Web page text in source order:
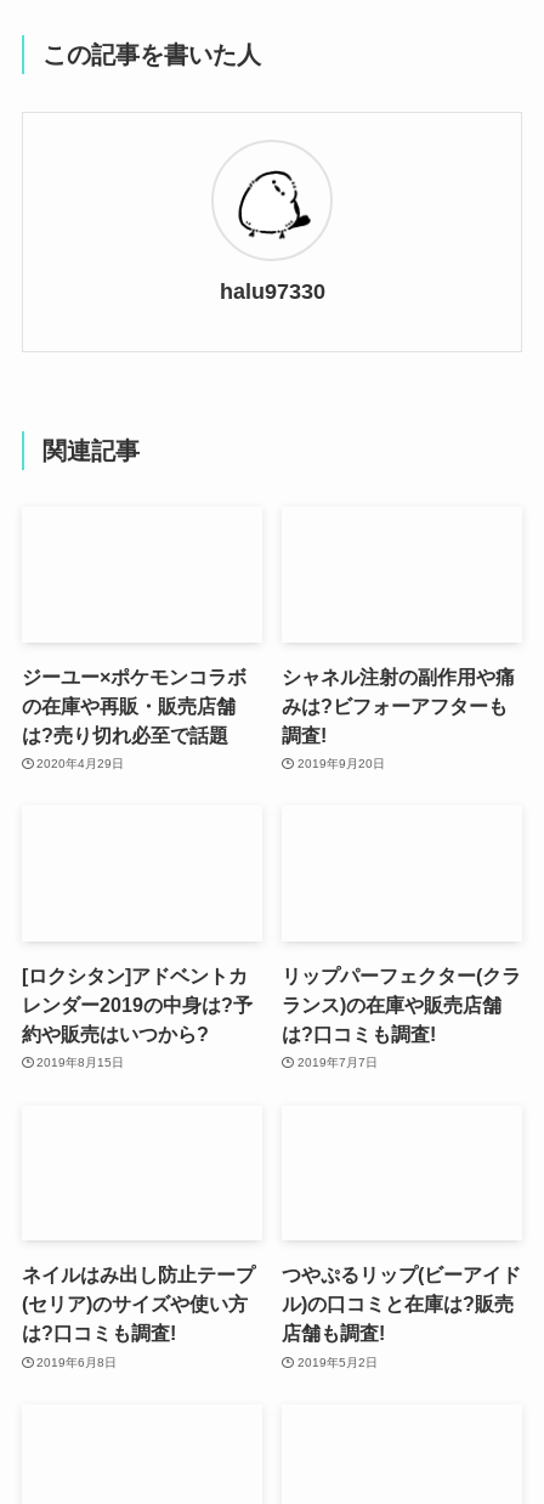
この記事を書いた人
halu97330
関連記事
ジーユー×ポケモンコラボ
の在庫や再販・販売店舗
は?売り切れ必至で話題
2020年4月29日
シャネル注射の副作用や痛
みは?ビフォーアフターも
調査!
2019年9月20日
[ロクシタン]アドベントカ
レンダー2019の中身は?予
約や販売はいつから?
2019年8月15日
リップパーフェクター(クラ
ランス)の在庫や販売店舗
は?口コミも調査!
2019年7月7日
ネイルはみ出し防止テープ
(セリア)のサイズや使い方
は?口コミも調査!
2019年6月8日
つやぷるリップ(ビーアイド
ル)の口コミと在庫は?販売
店舗も調査!
2019年5月2日